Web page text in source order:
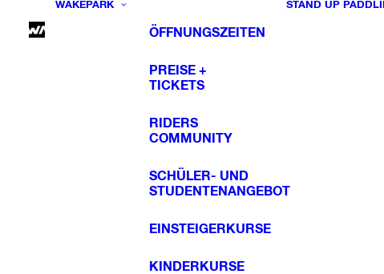
WAKEPARK
ÖFFNUNGSZEITEN
PREISE +
TICKETS
RIDERS
COMMUNITY
SCHÜLER- UND
STUDENTENANGEBOT
EINSTEIGERKURSE
KINDERKURSE
STAND UP